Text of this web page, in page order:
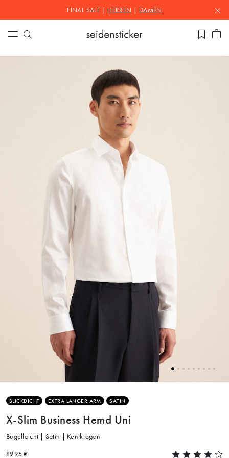
FINAL SALE | HERREN DAMEN
BLICKDICHT EXTRA LANGER ARM SATIN
X-Slim Business Hemd Uni
Bügelleicht | Satin | Kentkragen
89.95 €